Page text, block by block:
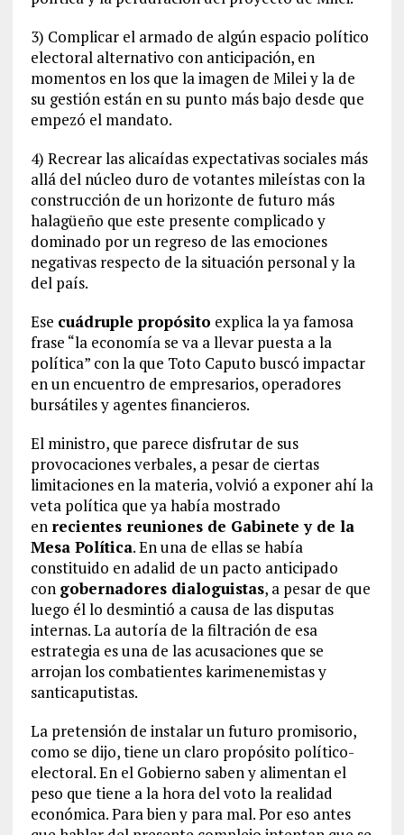
3) Complicar el armado de algún espacio político
electoral alternativo con anticipación, en
momentos en los que la imagen de Milei y la de
su gestión están en su punto más bajo desde que
empezó el mandato.
4) Recrear las alicaídas expectativas sociales más
allá del núcleo duro de votantes mileístas con la
construcción de un horizonte de futuro más
halagüeño que este presente complicado y
dominado por un regreso de las emociones
negativas respecto de la situación personal y la
del país.
Ese cuádruple propósito explica la ya famosa
frase “la economía se va a llevar puesta a la
política” con la que Toto Caputo buscó impactar
en un encuentro de empresarios, operadores
bursátiles y agentes financieros.
El ministro, que parece disfrutar de sus
provocaciones verbales, a pesar de ciertas
limitaciones en la materia, volvió a exponer ahí la
veta política que ya había mostrado
en recientes reuniones de Gabinete y de la
Mesa Política. En una de ellas se había
constituido en adalid de un pacto anticipado
con gobernadores dialoguistas, a pesar de que
luego él lo desmintió a causa de las disputas
internas. La autoría de la filtración de esa
estrategia es una de las acusaciones que se
arrojan los combatientes karimenemistas y
santicaputistas.
La pretensión de instalar un futuro promisorio,
como se dijo, tiene un claro propósito político-
electoral. En el Gobierno saben y alimentan el
peso que tiene a la hora del voto la realidad
económica. Para bien y para mal. Por eso antes